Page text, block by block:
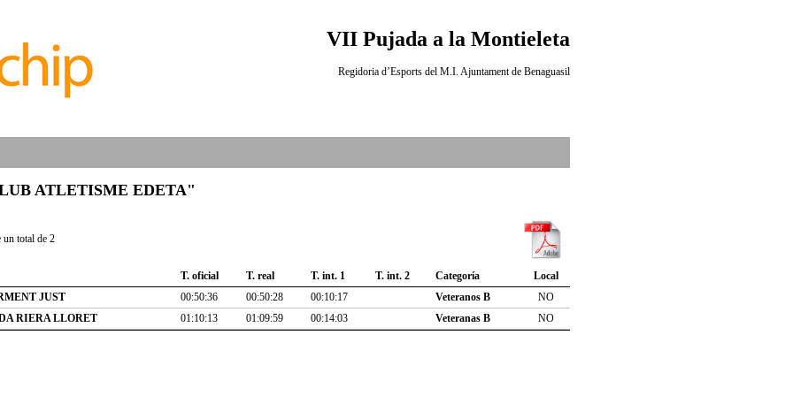
VII Pujada a la Montieleta
Regidoria d’Esports del M.I. Ajuntament de Benaguasil
ATLETISME EDETA"
un total de 2
T. oficial T. real T. int. 1 T. int. 2 Categoría
Local
JUST
00:50:36 00:50:28 00:10:17 Veteranos B
NO
RIERA LLORET
01:10:13 01:09:59 00:14:03 Veteranas B NO